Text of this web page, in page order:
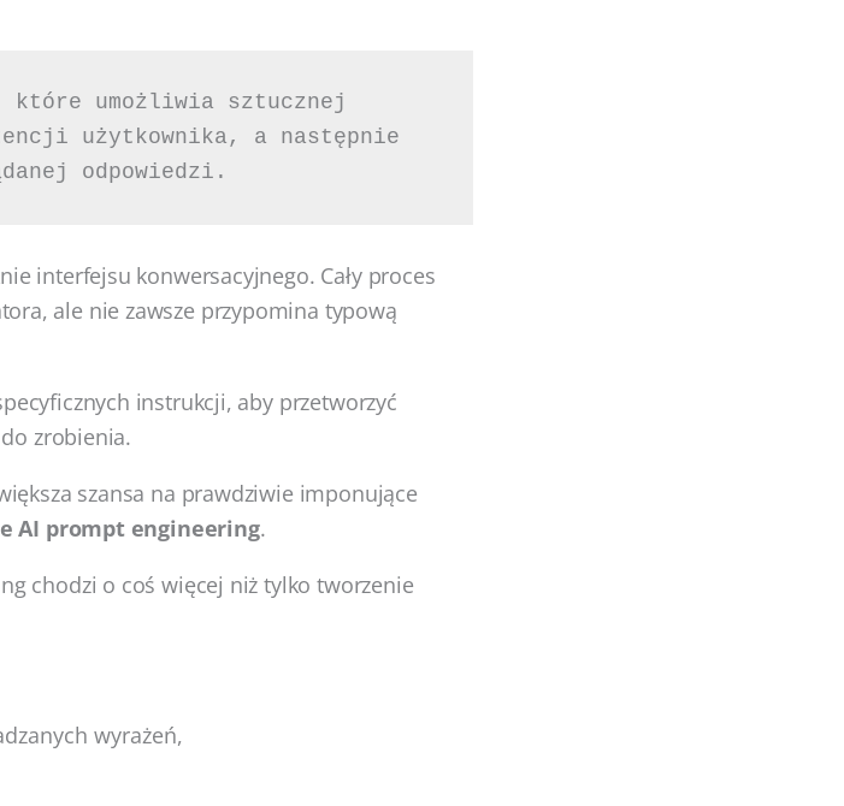
umożliwia sztucznej
użytkownika, a następnie
odpowiedzi.
interfejsu konwersacyjnego. Cały proces
ale nie zawsze przypomina typową
instrukcji, aby przetworzyć
zrobienia.
szansa na prawdziwie imponujące
AI prompt engineering.
chodzi o coś więcej niż tylko tworzenie
wyrażeń,